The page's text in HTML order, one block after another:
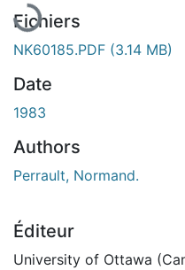
Fichiers
NK60185.PDF (3.14 MB)
Date
1983
Authors
Perrault, Normand.
Éditeur
University of Ottawa